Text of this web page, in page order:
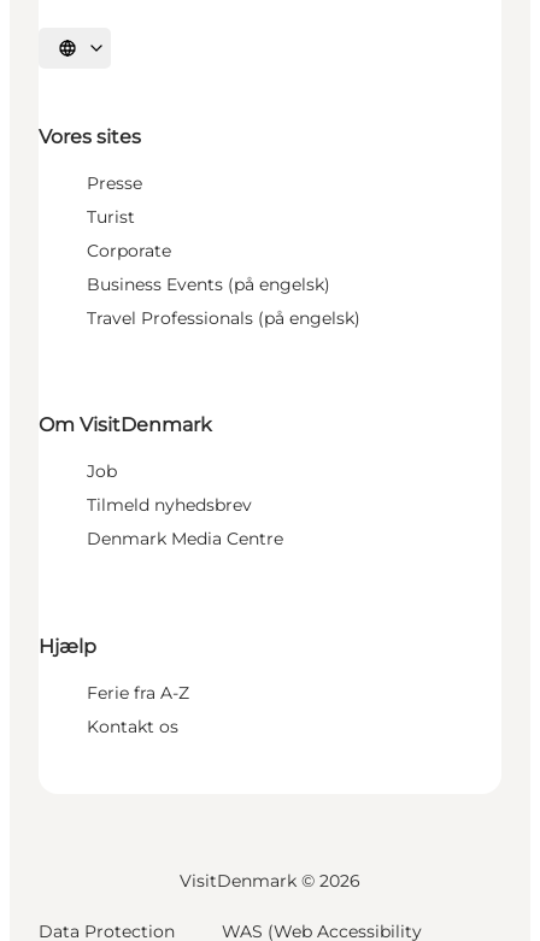
Vælg sprog
Vores sites
Presse
Turist
Corporate
Business Events (på engelsk)
Travel Professionals (på engelsk)
Om VisitDenmark
Job
Tilmeld nyhedsbrev
Denmark Media Centre
Hjælp
Ferie fra A-Z
Kontakt os
VisitDenmark © 2026
Data Protection WAS (Web Accessibility